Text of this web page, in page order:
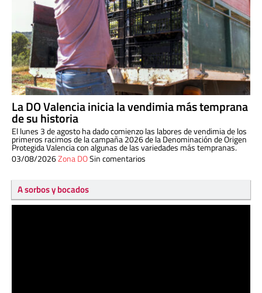
La DO Valencia inicia la vendimia más temprana
de su historia
El lunes 3 de agosto ha dado comienzo las labores de vendimia de los
primeros racimos de la campaña 2026 de la Denominación de Origen
Protegida Valencia con algunas de las variedades más tempranas.
03/08/2026Zona DOSin comentarios
A sorbos y bocados